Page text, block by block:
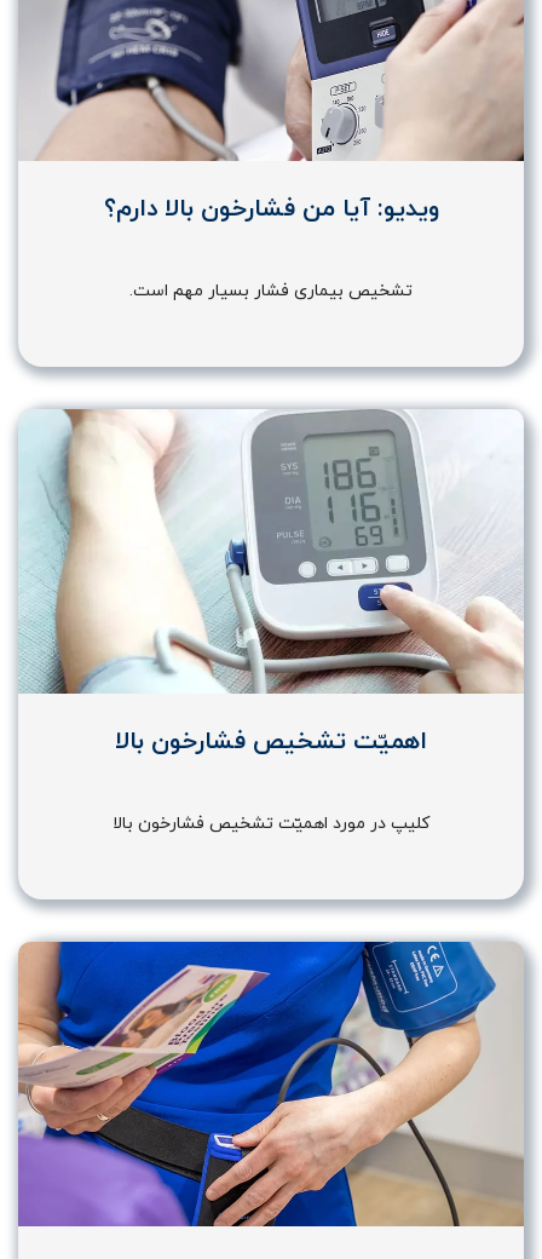
ویدیو: آیا من فشارخون بالا دارم؟
تشخیص بیماری فشار بسیار مهم است.
اهمیّت تشخیص فشارخون بالا
کلیپ در مورد اهمیّت تشخیص فشارخون بالا